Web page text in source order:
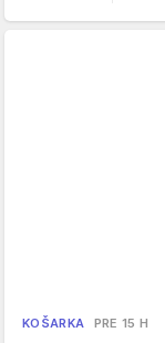
KOŠARKA PRE 15 H